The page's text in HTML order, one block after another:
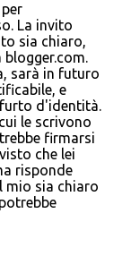
La invito
sia chiaro,
sarà in futuro
e
d'identità.
le scrivono
firmarsi
che lei
risponde
mio sia chiaro